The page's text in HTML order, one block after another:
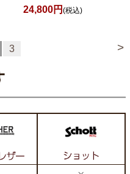
24,800円(税込)
>
3